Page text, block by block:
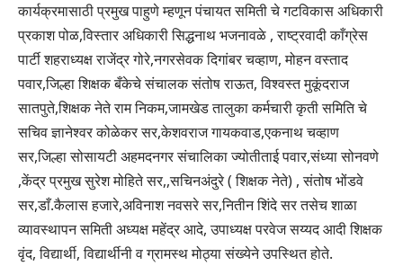
कार्यक्रमासाठी प्रमुख पाहुणे म्हणून‎ पंचायत समिती चे गटविकास अधिकारी
प्रकाश पोळ,विस्तार अधिकारी सिद्धनाथ भजनावळे , राष्ट्रवादी काँग्रेस
पार्टी शहराध्यक्ष राजेंद्र गोरे,नगरसेवक दिगांबर चव्हाण, मोहन वस्ताद
पवार,जिल्हा शिक्षक बँकेचे संचालक संतोष राऊत, विश्वस्त मुकूंदराज
सातपुते,शिक्षक नेते राम निकम,जामखेड तालुका कर्मचारी कृती समिति चे
सचिव ज्ञानेश्वर कोळेकर सर,केशवराज गायकवाड,एकनाथ चव्हाण
सर,जिल्हा सोसायटी अहमदनगर संचालिका ज्योतीताई पवार,संध्या सोनवणे
,केंद्र प्रमुख सुरेश मोहिते सर,,सचिनअंदुरे ( शिक्षक नेते) , संतोष भोंडवे
सर,डाँ.कैलास हजारे,अविनाश नवसरे सर,नितीन शिंदे सर तसेच शाळा
व्यावस्थापन समिती अध्यक्ष महेंद्र आदे, उपाध्यक्ष परवेज सय्यद आदी शिक्षक
वृंद, विद्यार्थी, विद्यार्थीनी व ग्रामस्थ मोठ्या संख्येने उपस्थित होते.